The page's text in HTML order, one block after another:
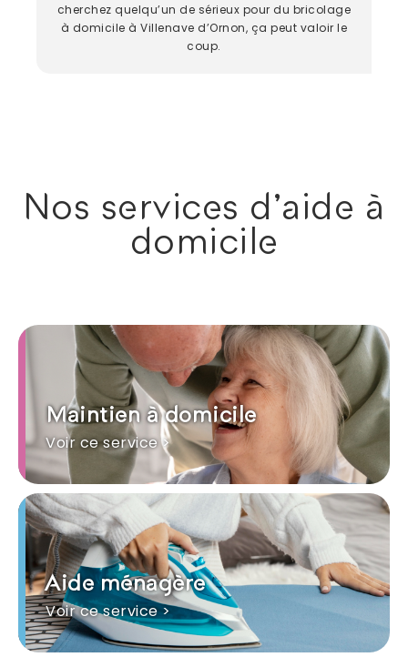
cherchez quelqu’un de sérieux pour du bricolage
à domicile à Villenave d’Ornon, ça peut valoir le
coup.
Nos services d'aide à
domicile
Maintien à domicile
Voir ce service >
Aide ménagère
Voir ce service >